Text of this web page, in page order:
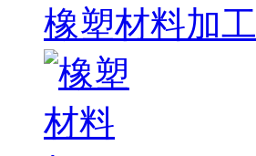
橡塑材料加工